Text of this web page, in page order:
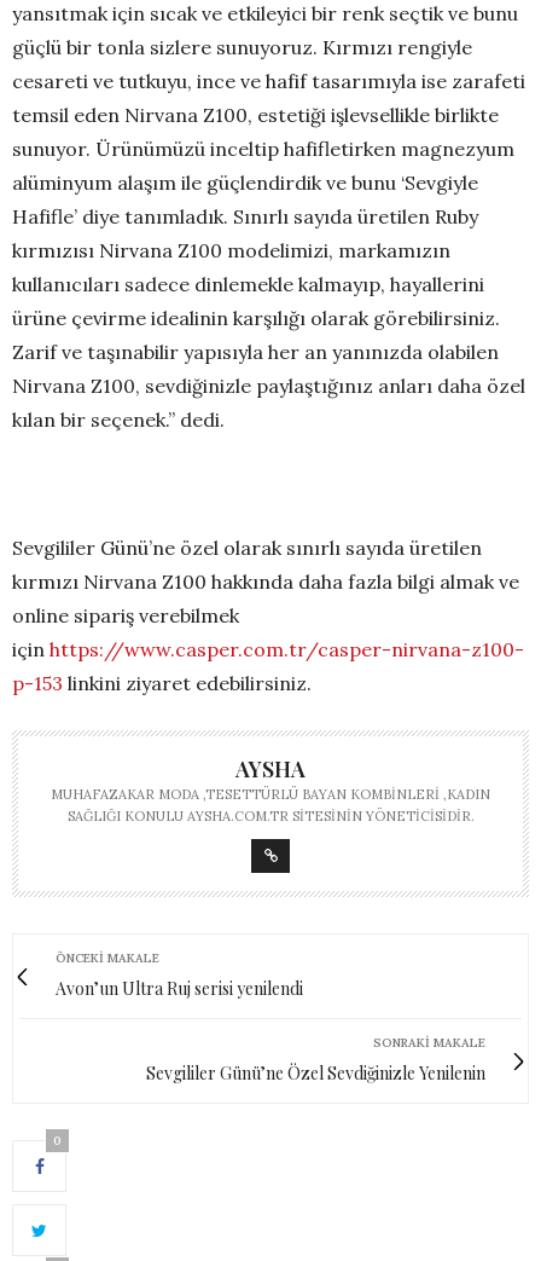
yansıtmak için sıcak ve etkileyici bir renk seçtik ve bunu
güçlü bir tonla sizlere sunuyoruz. Kırmızı rengiyle
cesareti ve tutkuyu, ince ve hafif tasarımıyla ise zarafeti
temsil eden Nirvana Z100, estetiği işlevsellikle birlikte
sunuyor. Ürünümüzü inceltip hafifletirken magnezyum
alüminyum alaşım ile güçlendirdik ve bunu ‘Sevgiyle
Hafifle’ diye tanımladık. Sınırlı sayıda üretilen Ruby
kırmızısı Nirvana Z100 modelimizi, markamızın
kullanıcıları sadece dinlemekle kalmayıp, hayallerini
ürüne çevirme idealinin karşılığı olarak görebilirsiniz.
Zarif ve taşınabilir yapısıyla her an yanınızda olabilen
Nirvana Z100, sevdiğinizle paylaştığınız anları daha özel
kılan bir seçenek.” dedi.
Sevgililer Günü’ne özel olarak sınırlı sayıda üretilen
kırmızı Nirvana Z100 hakkında daha fazla bilgi almak ve
online sipariş verebilmek
için https://www.casper.com.tr/casper-nirvana-z100-
p-153 linkini ziyaret edebilirsiniz.
AYSHA
MUHAFAZAKAR MODA ,TESETTÜRLÜ BAYAN KOMBINLERI ,KADIN
SAĞLIĞI KONULU AYSHA.COM.TR SITESININ YÖNETICISIDIR.
ÖNCEKI MAKALE
Avon’un Ultra Ruj serisi yenilendi
SONRAKI MAKALE
Sevgililer Günü’ne Özel Sevdiğinizle Yenilenin
0